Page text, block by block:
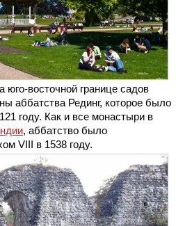
юго-восточной границе садов
аббатства Рединг, которое было
году. Как и все монастыри в
, аббатство было
VIII в 1538 году.